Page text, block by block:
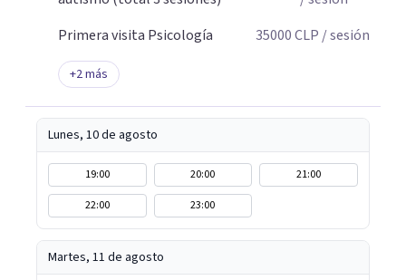
Primera visita Psicología
35000CLP / sesión
+2más
Lunes, 10 de agosto
19:00 20:00
21:00
22:00
23:00
Martes, 11 de agosto